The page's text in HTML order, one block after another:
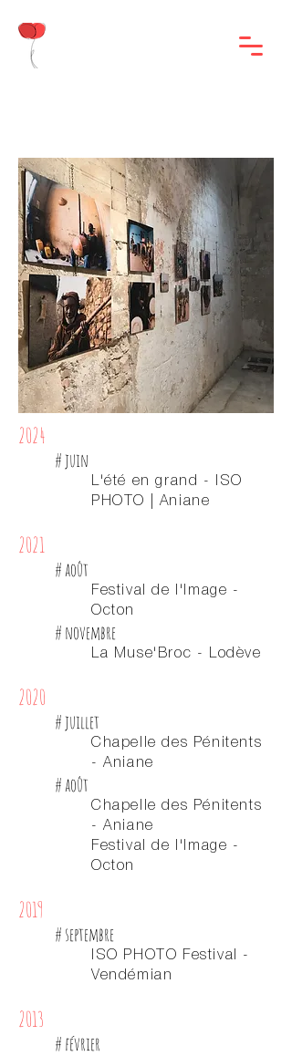
2024
# juin
L'été en grand - ISO
PHOTO | Aniane
2021
# août
Festival de l'Image -
Octon
# novembre
La Muse'Broc - Lodève
2020
# juillet
Chapelle des Pénitents
- Aniane
# août
Chapelle des Pénitents
- Aniane
Festival de l'Image -
Octon
2019
# septembre
ISO PHOTO Festival -
Vendémian
2013
# février